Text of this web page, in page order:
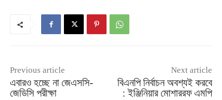
Previous article
এবারও হচ্ছে না জেএসসি-
জেডিসি পরীক্ষা
Next article
বিএনপি নির্বাচন অবশ্যই করবে
: ইঞ্জিনিয়ার মোশাররফ এমপি